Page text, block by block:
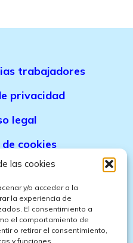
las cookies
y/o acceder a la
la experiencia de
El consentimiento a
el comportamiento de
o retirar el consentimiento,
y funciones.
trabajadores
privacidad
legal
cookies
de ventas